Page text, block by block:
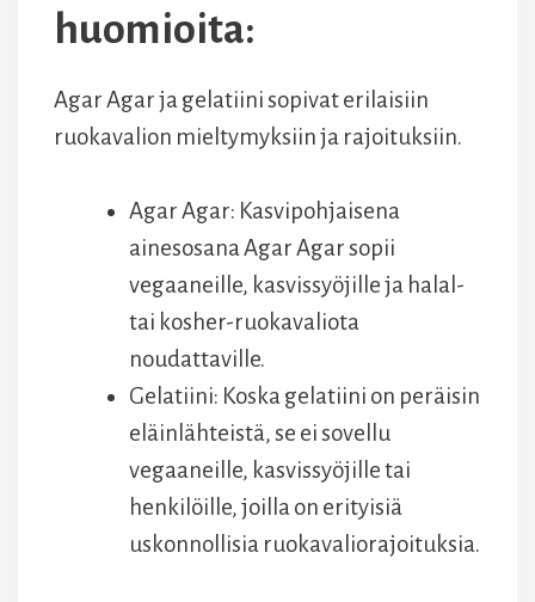
huomioita:
Agar Agar ja gelatiini sopivat erilaisiin
ruokavalion mieltymyksiin ja rajoituksiin.
Agar Agar: Kasvipohjaisena
ainesosana Agar Agar sopii
vegaaneille, kasvissyöjille ja halal-
tai kosher-ruokavaliota
noudattaville.
Gelatiini: Koska gelatiini on peräisin
eläinlähteistä, se ei sovellu
vegaaneille, kasvissyöjille tai
henkilöille, joilla on erityisiä
uskonnollisia ruokavaliorajoituksia.